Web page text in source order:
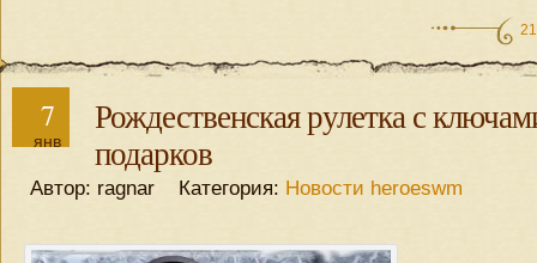
7
янв
Рождественская рулетка с
подарков
Автор: ragnar Категория: Новости heroeswm